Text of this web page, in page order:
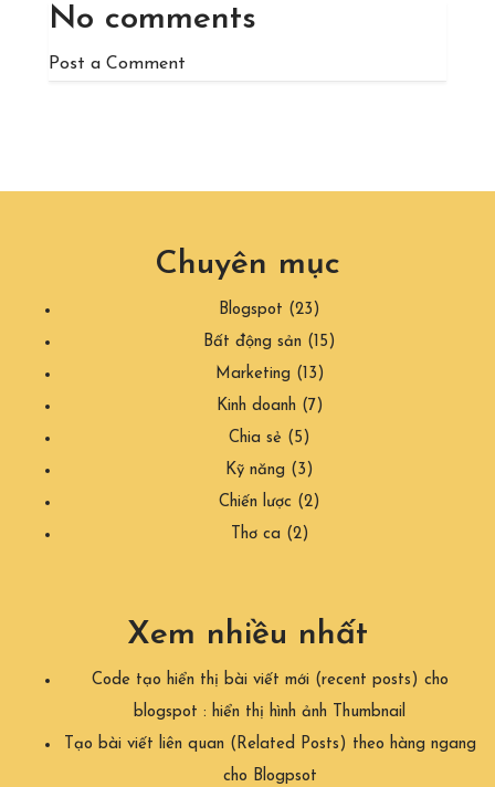
No comments
Post a Comment
Chuyên mục
Blogspot (23)
Bất động sản (15)
Marketing (13)
Kinh doanh (7)
Chia sẻ (5)
Kỹ năng (3)
Chiến lược (2)
Thơ ca (2)
Xem nhiều nhất
Code tạo hiển thị bài viết mới (recent posts) cho
blogspot : hiển thị hình ảnh Thumbnail
Tạo bài viết liên quan (Related Posts) theo hàng ngang
cho Blogpsot